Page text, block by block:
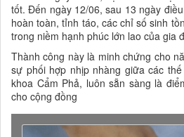
tốt. Đến ngày 12/06, sau 13 ngày
hoàn toàn, tỉnh táo, các chỉ số sinh
trong niềm hạnh phúc lớn lao của gia
Thành công này là minh chứng cho
sự phối hợp nhịp nhàng giữa các
khoa Cẩm Phả, luôn sẵn sàng là
cho cộng đồng